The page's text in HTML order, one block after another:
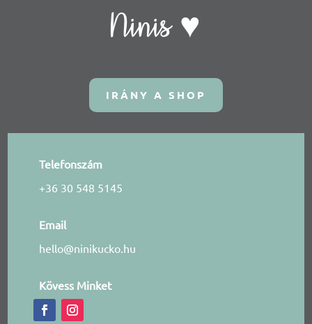
Ninis ♥
IRÁNY A SHOP
Telefonszám
+36 30 548 5145
Email
hello@ninikucko.hu
Kövess Minket